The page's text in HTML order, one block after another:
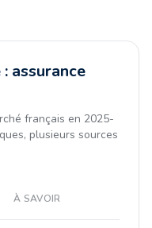
assurance
français en 2025-
plusieurs sources
À SAVOIR